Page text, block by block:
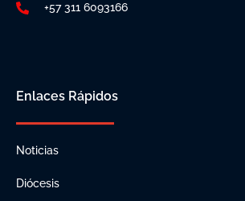
+57 311 6093166
Enlaces Rápidos
Noticias
Diócesis